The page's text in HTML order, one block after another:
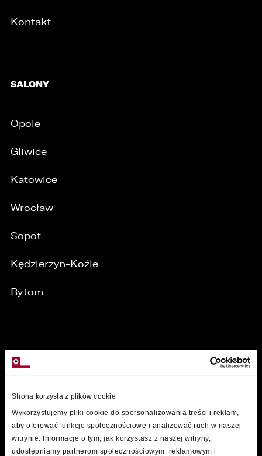
Strona korzysta z plików cookie
Wykorzystujemy pliki cookie do spersonalizowania treści i reklam,
aby oferować funkcje społecznościowe i analizować ruch w naszej
witrynie. Informacje o tym, jak korzystasz z naszej witryny,
udostępniamy partnerom społecznościowym, reklamowym i
Kontakt
SALONY
Opole
Gliwice
Katowice
Wrocław
Sopot
Kędzierzyn-Koźle
Bytom